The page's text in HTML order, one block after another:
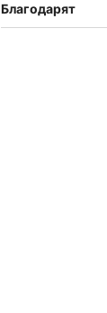
Благодарят